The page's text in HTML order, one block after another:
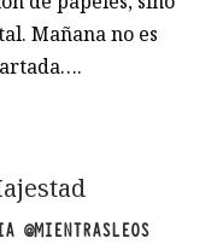
Mañana no es
@MIENTRASLEOS